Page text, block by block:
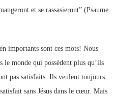
et se rassasieront” (Psaume
importants sont ces mots! Nous
le monde qui possèdent plus qu’ils
pas satisfaits. Ils veulent toujours
sans Jésus dans le cœur. Mais